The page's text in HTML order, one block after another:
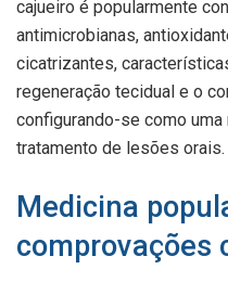
cajueiro é popularmente
antimicrobianas,
cicatrizantes,
regeneração tecidual e o
configurando-se como uma
tratamento de lesões orais.
Medicina
comprovações